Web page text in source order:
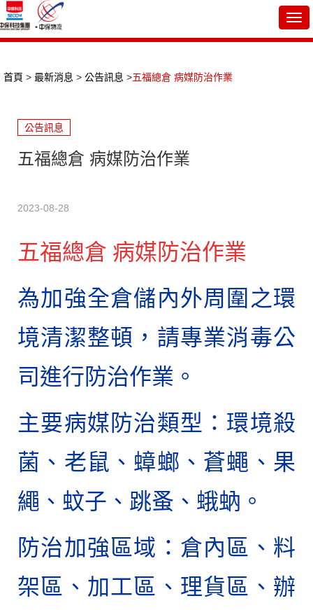
首頁 > 最新消息 > 公告訊息 >五福總倉 病媒防治作業
公告訊息
五福總倉 病媒防治作業
2023-08-28
五福總倉 病媒防治作業
為加強全倉儲內外周圍之環
境清潔整頓，請專業消毒公
司進行防治作業。
主要病媒防治類型：環境殺
菌、老鼠、蟑螂、蒼蠅、果
繩、蚊子、跳蚤、蛾蚋。
防治加強區域：倉內區、料
架區、加工區、理貨區、辦